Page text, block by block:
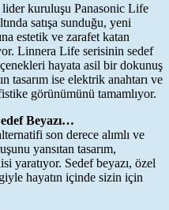
kuruluşu Panasonic Life
satışa sunduğu, yeni
estetik ve zarafet katan
Linnera Life serisinin sedef
hayata asil bir dokunuş
tasarım ise elektrik anahtarı ve
görünümünü tamamlıyor.
Beyazı…
son derece alımlı ve
yansıtan tasarım,
yaratıyor. Sedef beyazı, özel
hayatın içinde sizin için